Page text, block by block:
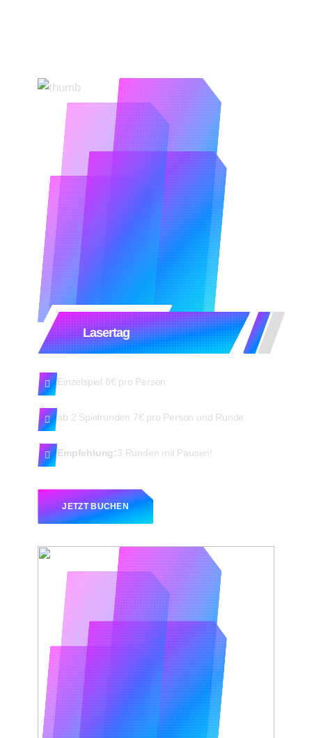
Lasertag
Einzelspiel 8€ pro Person
ab 2 Spielrunden 7€ pro Person und Runde
Empfehlung:3 Runden mit Pausen!
JETZT BUCHEN